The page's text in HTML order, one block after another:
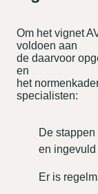
Om het vignet
voldoen aan
de daarvoor
en
het
specialisten:
De
en ingevuld
Er is